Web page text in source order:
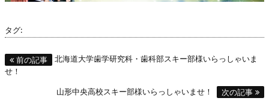
タグ:
前の記事
北海道大学歯学研究科・歯科部スキー部様いらっしゃいま
せ！
山形中央高校スキー部様いらっしゃいませ！
次の記事